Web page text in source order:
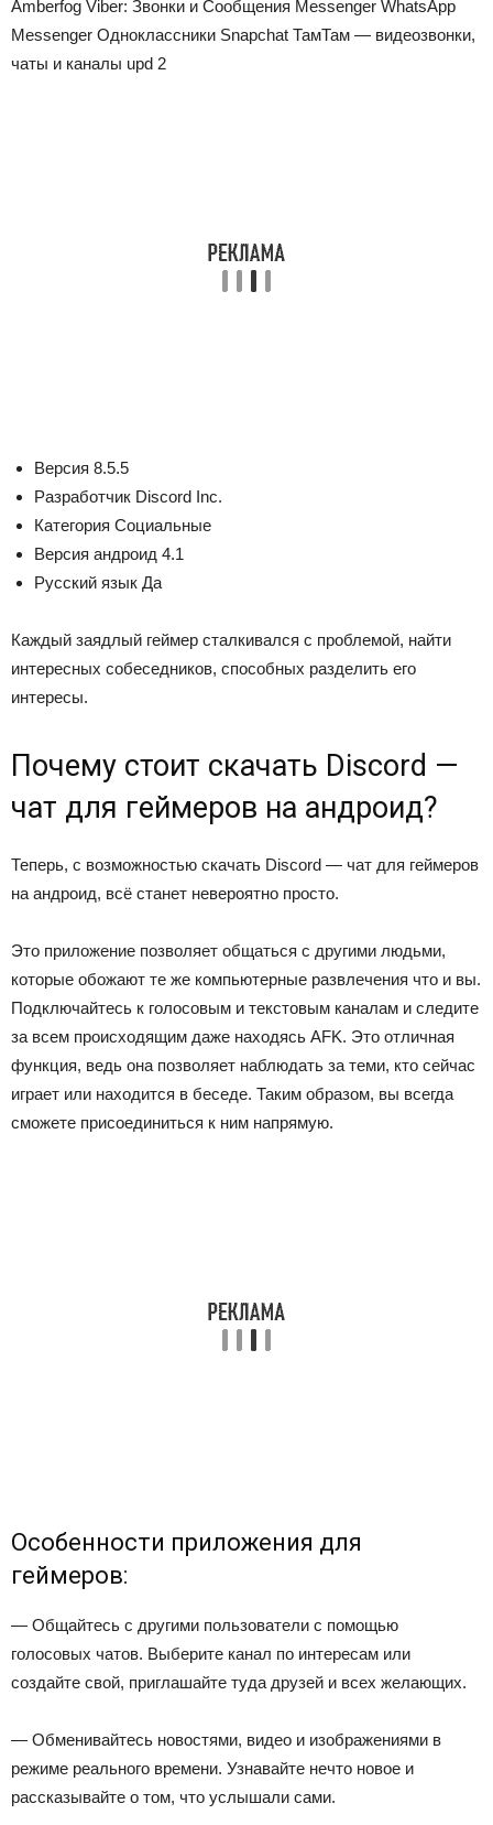
Amberfog Viber: Звонки и Сообщения Messenger WhatsApp
Messenger Одноклассники Snapchat ТамТам — видеозвонки,
чаты и каналы upd 2
Версия 8.5.5
Разработчик Discord Inc.
Категория Социальные
Версия андроид 4.1
Русский язык Да
Каждый заядлый геймер сталкивался с проблемой, найти
интересных собеседников, способных разделить его
интересы.
Почему стоит скачать Discord —
чат для геймеров на андроид?
Теперь, с возможностью скачать Discord — чат для геймеров
на андроид, всё станет невероятно просто.
Это приложение позволяет общаться с другими людьми,
которые обожают те же компьютерные развлечения что и вы.
Подключайтесь к голосовым и текстовым каналам и следите
за всем происходящим даже находясь AFK. Это отличная
функция, ведь она позволяет наблюдать за теми, кто сейчас
играет или находится в беседе. Таким образом, вы всегда
сможете присоединиться к ним напрямую.
Особенности приложения для
геймеров:
— Общайтесь с другими пользователи с помощью
голосовых чатов. Выберите канал по интересам или
создайте свой, приглашайте туда друзей и всех желающих.
— Обменивайтесь новостями, видео и изображениями в
режиме реального времени. Узнавайте нечто новое и
рассказывайте о том, что услышали сами.